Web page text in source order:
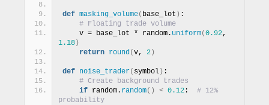
def masking_volume( base_lot ) :
# Floating trade volume
    v = base_lot * random.
uniform( 0.92
1.18 )
return round( v, 2 )
def noise_trader( symbol ) :
# Create background trades
if random. random() < 0.12 : # 12%
probability